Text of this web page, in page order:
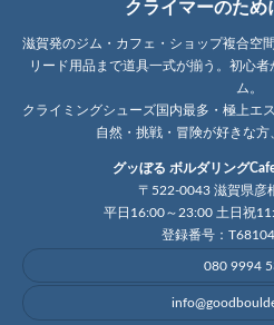
クライマーのため
滋賀発のジム・カフェ・ショップ複合空
リード用品まで道具一式が揃う。初心
ム。
クライミングシューズ国内最多・極上エ
自然・挑戦・冒険が好きな
グッぼる ボルダリング
〒522-0043 滋賀県彦
平日16:00～23:00 土日祝
登録番号：
080 9994